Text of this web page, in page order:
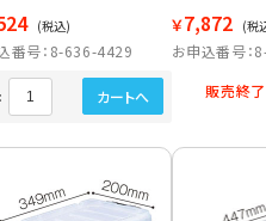
(税込)
番号：8-636-4429
カートへ
￥7,872 (税
お申込番号
販売終了